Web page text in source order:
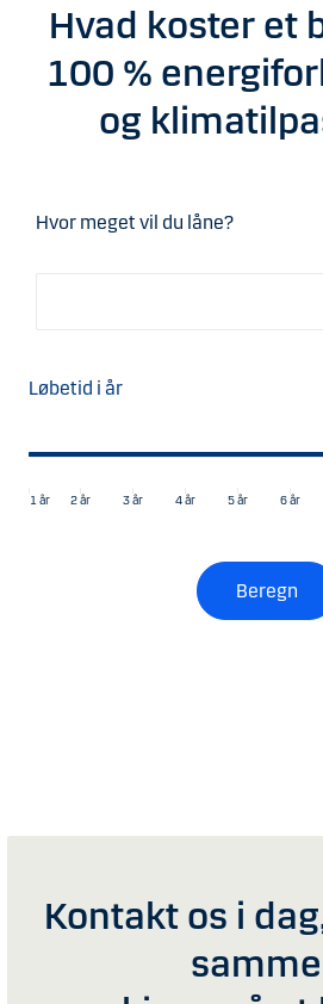
Hvad koster et
100 %
og
Hvor meget vil du låne?
Løbetid i år
1 år 2 år 3 år 4 år 5 år 6 år
Beregn
​Kontakt os i